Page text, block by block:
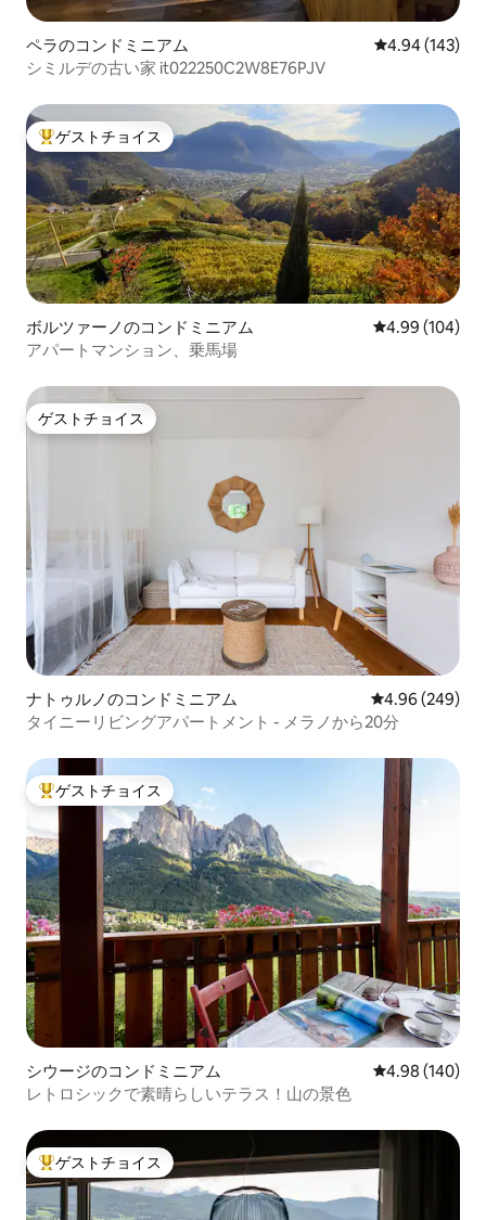
ペラのコンドミニアム レビュー143
4.94 (143)
シミルデの古い家 it022250C2W8E76PJV
大好評のゲストチョイスです。
ゲストチョイス
ボルツァーノのコンドミニアム レビュー104
4.99 (104)
アパートマンション、乗馬場
ゲストチョイス
ゲストチョイス
ナトゥルノのコンドミニアム レビュー249
4.96 (249)
タイニーリビングアパートメント - メラノから20分
大好評のゲストチョイスです。
ゲストチョイス
シウージのコンドミニアム レビュー140
4.98 (140)
レトロシックで素晴らしいテラス！山の景色
大好評のゲストチョイスです。
ゲストチョイス